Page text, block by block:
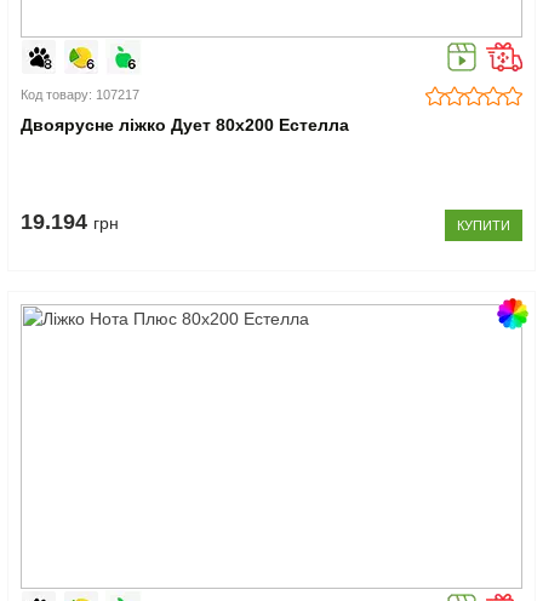
Код товару: 107217
Двоярусне ліжко Дует 80x200 Естелла
19.194 грн КУПИТИ